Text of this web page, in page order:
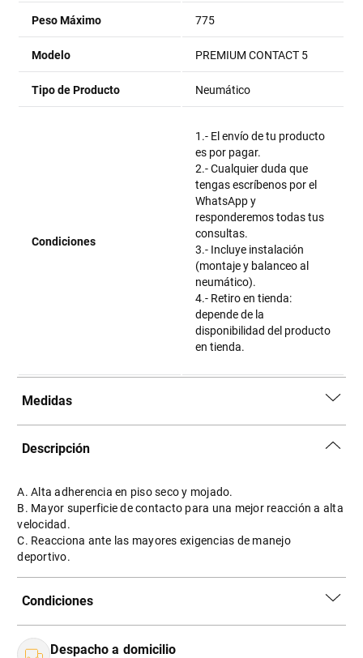
Peso Máximo 775
Modelo PREMIUM CONTACT 5
Tipo de Producto Neumático
Condiciones
1.- El envío de tu producto
es por pagar.
2.- Cualquier duda que
tengas escríbenos por el
WhatsApp y
responderemos todas tus
consultas.
3.- Incluye instalación
(montaje y balanceo al
neumático).
4.- Retiro en tienda:
depende de la
disponibilidad del producto
en tienda.
Medidas
Descripción
A. Alta adherencia en piso seco y mojado.
B. Mayor superficie de contacto para una mejor reacción a alta
velocidad.
C. Reacciona ante las mayores exigencias de manejo
deportivo.
Condiciones
Despacho a domicilio